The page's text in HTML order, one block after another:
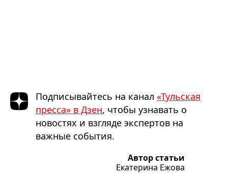
Подписывайтесь на канал «Тульская
пресса» в Дзен, чтобы узнавать о
новостях и взгляде экспертов на
важные события.
Автор статьи
Екатерина Ежова